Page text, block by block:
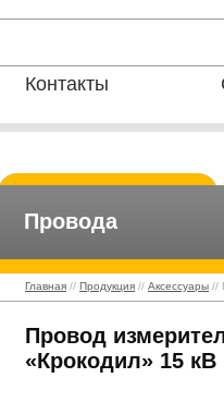
Контакты
Провода
Главная // Продукция // Аксессуары //
Провод
«Крокодил» 15